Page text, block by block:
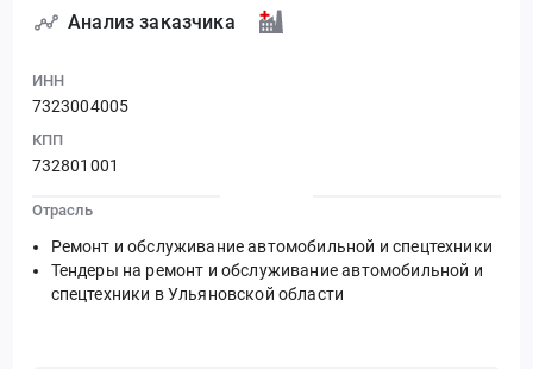
Анализ заказчика
ИНН
7323004005
КПП
732801001
Отрасль
Ремонт и обслуживание автомобильной и спецтехники
Тендеры на ремонт и обслуживание автомобильной и
спецтехники в Ульяновской области